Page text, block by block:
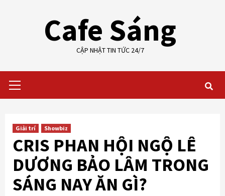
Cafe Sáng
CẬP NHẬT TIN TỨC 24/7
Menu
Giải trí Showbiz
CRIS PHAN HỘI NGỘ LÊ
DƯƠNG BẢO LÂM TRONG
SÁNG NAY ĂN GÌ?